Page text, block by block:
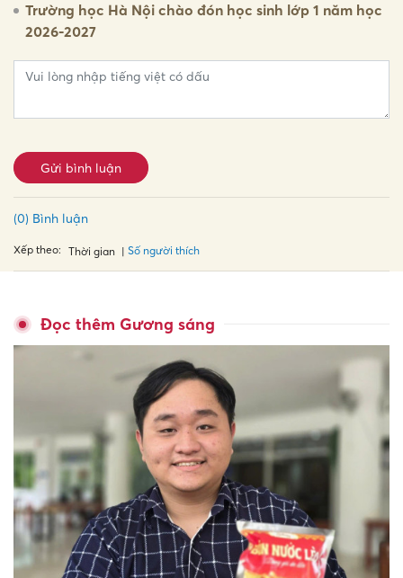
Trường học Hà Nội chào đón học sinh lớp 1 năm học
2026-2027
Gửi bình luận
(0) Bình luận
Xếp theo: Thời gian Số người thích
Đọc thêm Gương sáng